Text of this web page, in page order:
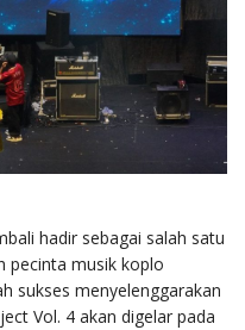
hadir sebagai salah satu
pecinta musik koplo
sukses menyelenggarakan
Vol. 4 akan digelar pada